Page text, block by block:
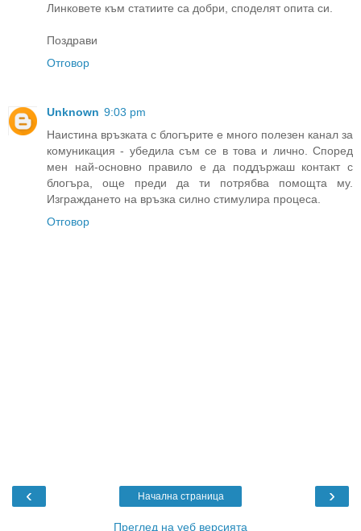
Линковете към статиите са добри, споделят опита си.
Поздрави
Отговор
Unknown 9:03 pm
Наистина връзката с блогърите е много полезен канал за
комуникация - убедила съм се в това и лично. Според
мен най-основно правило е да поддържаш контакт с
блогъра, още преди да ти потрябва помощта му.
Изграждането на връзка силно стимулира процеса.
Отговор
‹ ›
Начална страница
Преглед на уеб версията